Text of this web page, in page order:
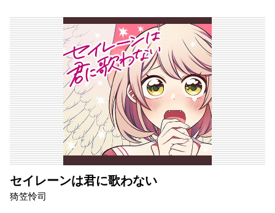
セイレーンは君に歌わない
猗笠怜司